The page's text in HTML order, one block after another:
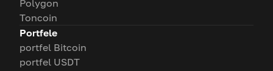
Polygon
Toncoin
Portfele
portfel Bitcoin
portfel USDT